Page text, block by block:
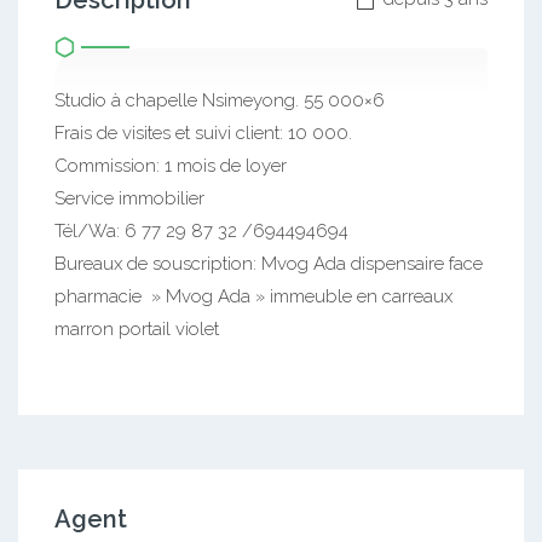
Studio à chapelle Nsimeyong. 55 000×6
Frais de visites et suivi client: 10 000.
Commission: 1 mois de loyer
Service immobilier
Tél/Wa: 6 77 29 87 32 /694494694
Bureaux de souscription: Mvog Ada dispensaire face
pharmacie » Mvog Ada » immeuble en carreaux
marron portail violet
Agent